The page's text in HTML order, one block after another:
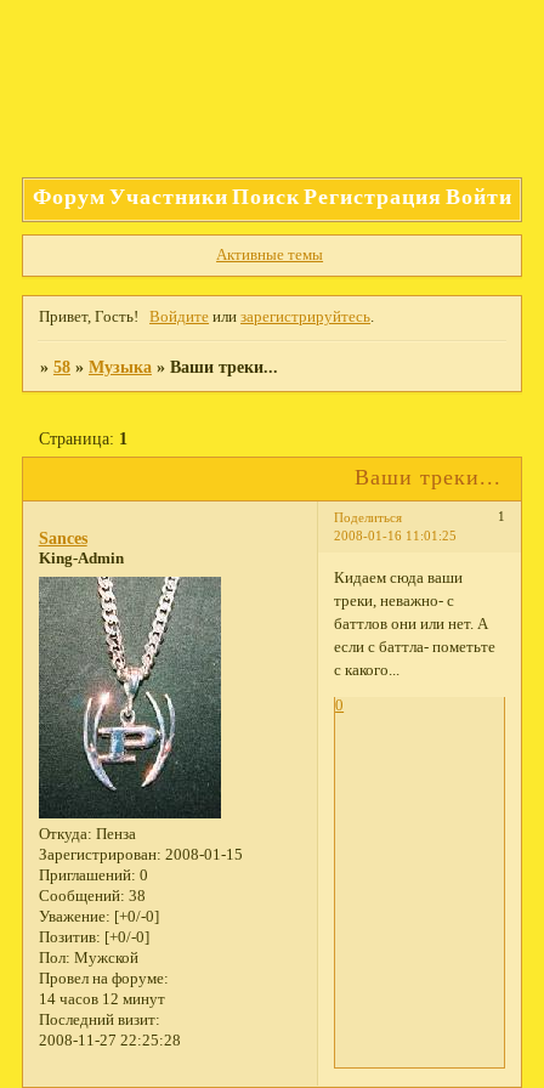
Форум Участники ПоискРегистрация Войти
Активные темы
Привет, Гость! Войдите илизарегистрируйтесь
» 58 » Музыка » Ваши треки...
Ваши треки...
Страница: 1
Поделиться
1
2008-01-16 11:01:25
Sances
King-Admin
Откуда: Пенза
Зарегистрирован: 2008-01-15
Приглашений: 0
Сообщений: 38
Уважение: [+0/-0]
Позитив: [+0/-0]
Пол: Мужской
Провел на форуме:
14 часов 12 минут
Последний визит:
2008-11-27 22:25:28
Кидаем сюда ваши
треки, неважно- с
баттлов они или нет. А
если с баттла- пометьте
с какого...
0